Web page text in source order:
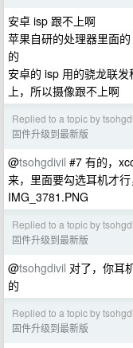
安卓 isp 跟不上啊
苹果自研的处理器里面
的
安卓的 isp 用的骁龙联
上，所以摄像跟不上啊
Replied to a topic by
固件升级到最新版
@tsohgdivil #7 有的，
来，里面要勾选耳机才行
IMG_3781.PNG
Replied to a topic by
固件升级到最新版
@tsohgdivil 对了，你耳
的
Replied to a topic by
固件升级到最新版